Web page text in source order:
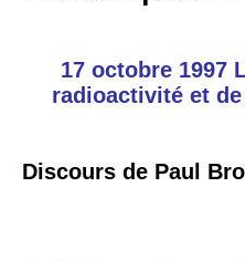
17 octobre 1997
radioactivité et
Discours de Paul